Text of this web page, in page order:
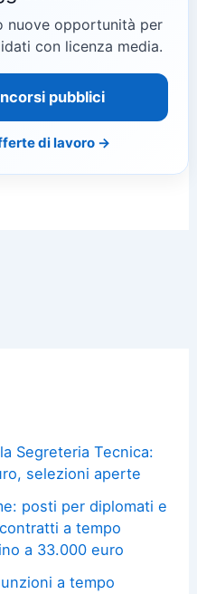
nuove opportunità per
con licenza media.
pubblici
di lavoro →
Segreteria Tecnica:
selezioni aperte
posti per diplomati e
a tempo
a 33.000 euro
a tempo